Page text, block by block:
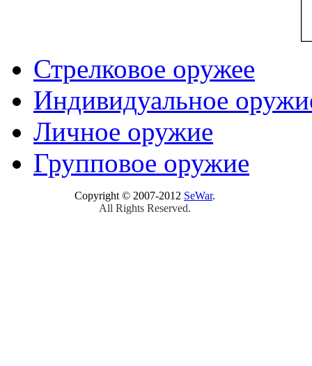
Стрелковое оружее
Индивидуальное
Личное оружие
Групповое оружие
Copyright © 2007-2012 SeWar.
All Rights Reserved.